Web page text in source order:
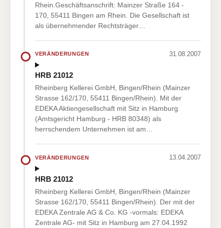
Rhein.Geschäftsanschrift: Mainzer Straße 164 -
170, 55411 Bingen am Rhein. Die Gesellschaft ist
als übernehmender Rechtsträger…
VERÄNDERUNGEN 31.08.2007
HRB 21012
Rheinberg Kellerei GmbH, Bingen/Rhein (Mainzer
Strasse 162/170, 55411 Bingen/Rhein). Mit der
EDEKA Aktiengesellschaft mit Sitz in Hamburg
(Amtsgericht Hamburg - HRB 80348) als
herrschendem Unternehmen ist am…
VERÄNDERUNGEN 13.04.2007
HRB 21012
Rheinberg Kellerei GmbH, Bingen/Rhein (Mainzer
Strasse 162/170, 55411 Bingen/Rhein). Der mit der
EDEKA Zentrale AG & Co. KG -vormals: EDEKA
Zentrale AG- mit Sitz in Hamburg am 27.04.1992